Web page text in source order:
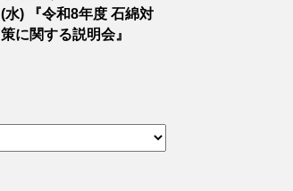
(水) 『令和8年度 石綿対
策に関する説明会』